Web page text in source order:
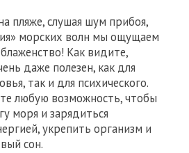
пляже, слушая шум прибоя,
морских волн мы ощущаем
Как видите,
даже полезен, как для
так и для психического.
любую возможность, чтобы
моря и зарядиться
укрепить организм и
сон.